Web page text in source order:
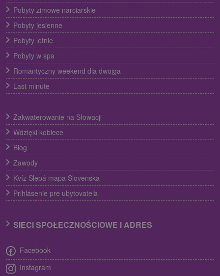
Pobyty zimowe narciarskie
Pobyty jesienne
Pobyty letnie
Pobyty w spa
Romantyczny weekend dla dwojga
Last minute
Zakwaterowanie na Słowacji
Wdzięki kobiece
Blog
Zawody
Kvíz Slepá mapa Slovenska
Prihlásenie pre ubytovateľa
SIECI SPOŁECZNOŚCIOWE I ADRES
Facebook
Instagram